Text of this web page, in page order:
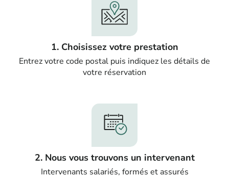
1. Choisissez votre prestation
Entrez votre code postal puis indiquez les détails de
votre réservation
2. Nous vous trouvons un intervenant
Intervenants salariés, formés et assurés